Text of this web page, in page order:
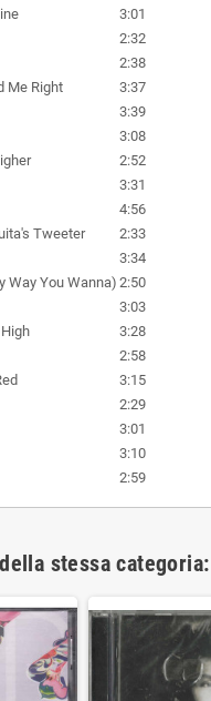
3:01
2:32
2:38
Me Right
3:37
3:39
3:08
2:52
3:31
4:56
Tweeter
2:33
3:34
Way You Wanna) 2:50
3:03
3:28
2:58
3:15
2:29
3:01
3:10
2:59
stessa categoria: